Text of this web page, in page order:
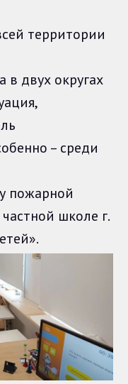
территории
двух округах
– среди
пожарной
школе г.